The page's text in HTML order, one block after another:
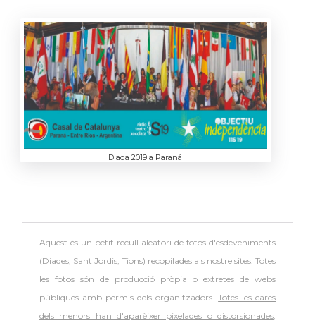
Diada 2019 a Paraná
Aquest és un petit recull aleatori defotos d'esdeveniments
(Diades, Sant Jordis, Tions) recopilades als nostre sites. Totes
les fotos són de producció pròpia o extretes de webs
públiques amb permís dels organitzadors.Totes les cares
dels menors han d'aparèixer pixelades o distorsionades,